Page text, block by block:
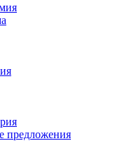
предложения